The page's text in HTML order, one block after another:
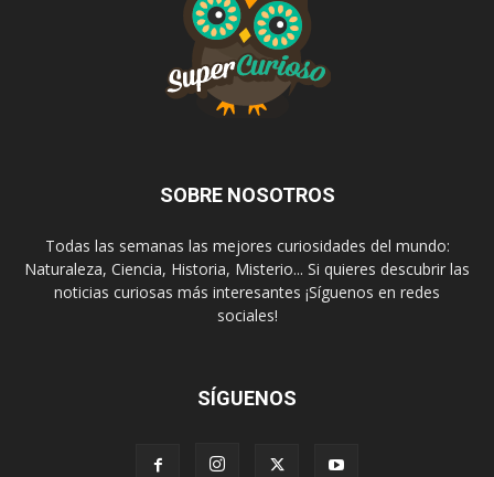
SOBRE NOSOTROS
Todas las semanas las mejores curiosidades del mundo:
Naturaleza, Ciencia, Historia, Misterio... Si quieres descubrir las
noticias curiosas más interesantes ¡Síguenos en redes
sociales!
SÍGUENOS